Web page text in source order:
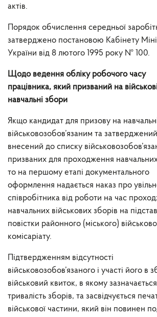
актів.
Порядок обчислення середньої
затверджено постановою Кабінету
України від 8 лютого 1995 року № 100.
Щодо ведення обліку робочого часу
працівника, який призваний на
навчальні збори
Якщо кандидат для призову на
військовозобов’язаним та затверджений
внесений до списку
призваних для проходження
то на першому етапі документального
оформлення надається наказ про
співробітника від роботи на час
навчальних військових зборів на
повістки районного (міського)
комісаріату.
Підтвердженням відсутності
військовозобов’язаного і участі його в
військовий квиток, в якому зазначається
тривалість зборів, та засвідчується
військової частини, який він повинен